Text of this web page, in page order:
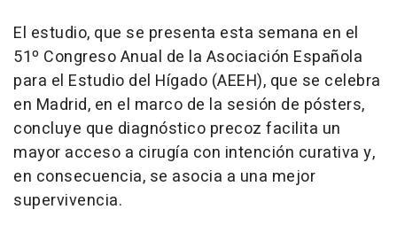
El estudio, que se presenta esta semana en el
51º Congreso Anual de la Asociación Española
para el Estudio del Hígado (AEEH), que se celebra
en Madrid, en el marco de la sesión de pósters,
concluye que diagnóstico precoz facilita un
mayor acceso a cirugía con intención curativa y,
en consecuencia, se asocia a una mejor
supervivencia.